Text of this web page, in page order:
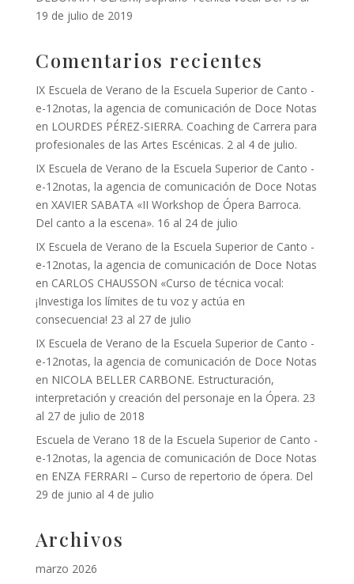
19 de julio de 2019
Comentarios recientes
IX Escuela de Verano de la Escuela Superior de Canto -
e-12notas, la agencia de comunicación de Doce Notas
en LOURDES PÉREZ-SIERRA. Coaching de Carrera para
profesionales de las Artes Escénicas. 2 al 4 de julio.
IX Escuela de Verano de la Escuela Superior de Canto -
e-12notas, la agencia de comunicación de Doce Notas
en XAVIER SABATA «II Workshop de Ópera Barroca.
Del canto a la escena». 16 al 24 de julio
IX Escuela de Verano de la Escuela Superior de Canto -
e-12notas, la agencia de comunicación de Doce Notas
en CARLOS CHAUSSON «Curso de técnica vocal:
¡Investiga los límites de tu voz y actúa en
consecuencia! 23 al 27 de julio
IX Escuela de Verano de la Escuela Superior de Canto -
e-12notas, la agencia de comunicación de Doce Notas
en NICOLA BELLER CARBONE. Estructuración,
interpretación y creación del personaje en la Ópera. 23
al 27 de julio de 2018
Escuela de Verano 18 de la Escuela Superior de Canto -
e-12notas, la agencia de comunicación de Doce Notas
en ENZA FERRARI – Curso de repertorio de ópera. Del
29 de junio al 4 de julio
Archivos
marzo 2026